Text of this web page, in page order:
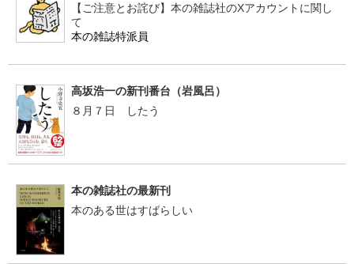
【ご注意とお詫び】本の雑誌社のXアカウントに関し
て
本の雑誌特派員
高坂浩一の新刊番台（岩風呂）
８月７日 したう
本の雑誌社の最新刊
本のある世はすばらしい